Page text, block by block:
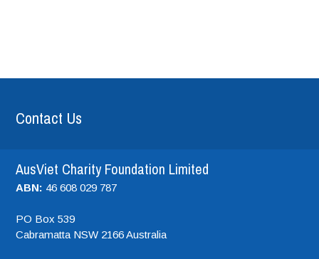
Contact Us
AusViet Charity Foundation Limited
ABN: 46 608 029 787
PO Box 539
Cabramatta NSW 2166Australia